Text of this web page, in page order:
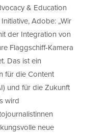
& Education
Adobe: „Wir
der Integration von
Flaggschiff-Kamera
Das ist ein
für die Content
und für die Zukunft
wird
neue